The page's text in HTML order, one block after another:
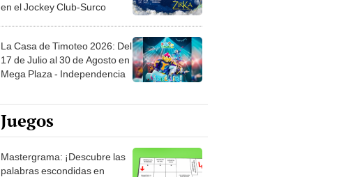
en el Jockey Club-Surco
La Casa de Timoteo 2026: Del
17 de Julio al 30 de Agosto en
Mega Plaza - Independencia
Juegos
Mastergrama: ¡Descubre las
palabras escondidas en